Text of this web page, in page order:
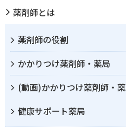
薬剤師とは
薬剤師の役割
かかりつけ薬剤師・薬局
(動画)かかりつけ薬剤師・
健康サポート薬局